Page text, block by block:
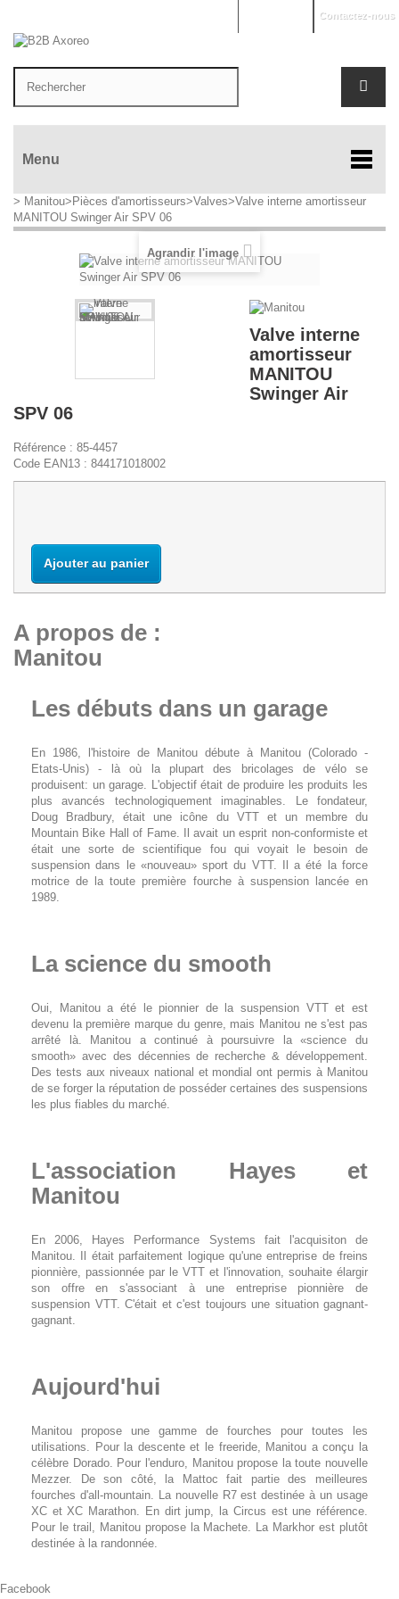
Contactez-nous
Menu
> Manitou> Pièces d'amortisseurs>Valves>Valve interne amortisseur
MANITOU Swinger Air SPV 06
Agrandir l'image
Valve interne
amortisseur
MANITOU
Swinger Air
SPV 06
Référence : 85-4457
Code EAN13 : 844171018002
Ajouter au panier
A propos de :
Manitou
Les débuts dans un garage
En 1986, l'histoire de Manitou débute à Manitou (Colorado -
Etats-Unis) - là où la plupart des bricolages de vélo se
produisent: un garage. L'objectif était de produire les produits les
plus avancés technologiquement imaginables. Le fondateur,
Doug Bradbury, était une icône du VTT et un membre du
Mountain Bike Hall of Fame. Il avait un esprit non-conformiste et
était une sorte de scientifique fou qui voyait le besoin de
suspension dans le «nouveau» sport du VTT. Il a été la force
motrice de la toute première fourche à suspension lancée en
1989.
La science du smooth
Oui, Manitou a été le pionnier de la suspension VTT et est
devenu la première marque du genre, mais Manitou ne s'est pas
arrêté là. Manitou a continué à poursuivre la «science du
smooth» avec des décennies de recherche & développement.
Des tests aux niveaux national et mondial ont permis à Manitou
de se forger la réputation de posséder certaines des suspensions
les plus fiables du marché.
L'association Hayes et
Manitou
En 2006, Hayes Performance Systems fait l'acquisiton de
Manitou. Il était parfaitement logique qu'une entreprise de freins
pionnière, passionnée par le VTT et l'innovation, souhaite élargir
son offre en s'associant à une entreprise pionnière de
suspension VTT. C'était et c'est toujours une situation gagnant-
gagnant.
Aujourd'hui
Manitou propose une gamme de fourches pour toutes les
utilisations. Pour la descente et le freeride, Manitou a conçu la
célèbre Dorado. Pour l'enduro, Manitou propose la toute nouvelle
Mezzer. De son côté, la Mattoc fait partie des meilleures
fourches d'all-mountain. La nouvelle R7 est destinée à un usage
XC et XC Marathon. En dirt jump, la Circus est une référence.
Pour le trail, Manitou propose la Machete. La Markhor est plutôt
destinée à la randonnée.
Facebook